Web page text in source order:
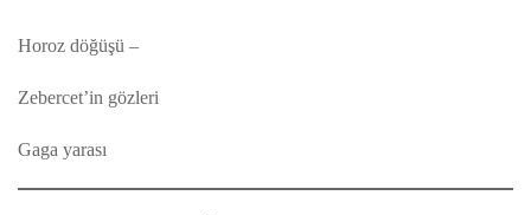
Horoz döğüşü –
Zebercet’in gözleri
Gaga yarası